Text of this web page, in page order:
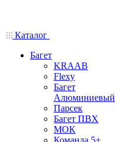
Каталог
Багет
KRAAB
Flexy
Багет
Алюминиевый
Парсек
Багет ПВХ
МОК
Команда 5+